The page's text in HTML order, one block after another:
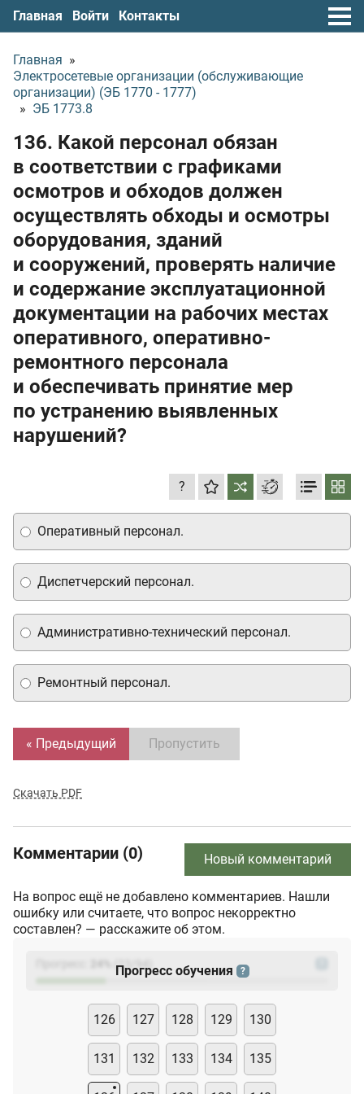
Главная Войти Контакты
Главная »
Электросетевые организации (обслуживающие
организации) (ЭБ 1770 - 1777)
» ЭБ 1773.8
136. Какой персонал обязан
в соответствии с графиками
осмотров и обходов должен
осуществлять обходы и осмотры
оборудования, зданий
и сооружений, проверять наличие
и содержание эксплуатационной
документации на рабочих местах
оперативного, оперативно-
ремонтного персонала
и обеспечивать принятие мер
по устранению выявленных
нарушений?
?
Оперативный персонал.
Диспетчерский персонал.
Ремонтный персонал.
Административно-технический персонал.
« Предыдущий Пропустить
Скачать PDF
Комментарии (0) Новый комментарий
На вопрос ещё не добавлено комментариев. Нашли
ошибку или считаете, что вопрос некорректно
составлен? — расскажите об этом.
(23
Прогресс обучения ?
126 127 128 129 130
131 132 133 134 135